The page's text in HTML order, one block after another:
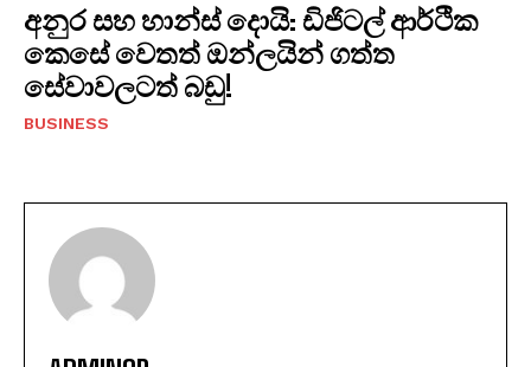
අනුර සහ හාන්ස් දොයි: ඩිජිටල් ආර්ථික
කෙසේ වෙතත් ඔන්ලයින් ගත්ත
සේවාවලටත් බඩු!
BUSINESS